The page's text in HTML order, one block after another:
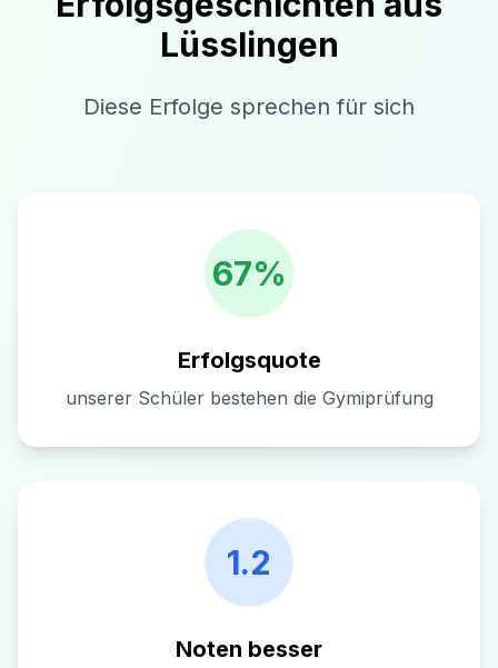
Lüsslingen
Diese Erfolge sprechen für sich
67%
Erfolgsquote
unserer Schüler bestehen die Gymiprüfung
1.2
Noten besser